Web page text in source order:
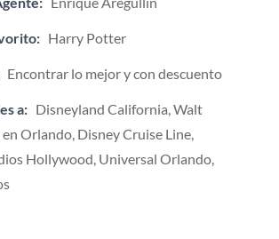
Harry Potter
Encontrar lo mejor y con descuento
a: Disneyland California, Walt
Orlando, Disney Cruise Line,
Hollywood, Universal Orlando,